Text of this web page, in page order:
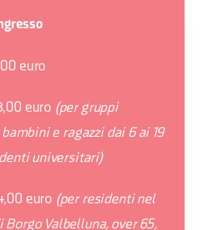
euro
euro (per gruppi
e ragazzi dai 6 ai 19
universitari)
euro (per residenti nel
Borgo Valbelluna, over 65,